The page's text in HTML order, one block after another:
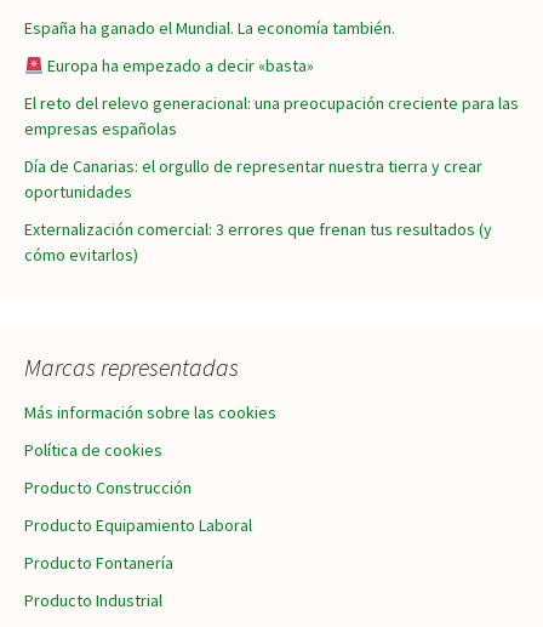
España ha ganado el Mundial. La economía también.
Europa ha empezado a decir «basta»
El reto del relevo generacional: una preocupación creciente para las
empresas españolas
Día de Canarias: el orgullo de representar nuestra tierra y crear
oportunidades
Externalización comercial: 3 errores que frenan tus resultados (y
cómo evitarlos)
Marcas representadas
Más información sobre las cookies
Política de cookies
Producto Construcción
Producto Equipamiento Laboral
Producto Fontanería
Producto Industrial